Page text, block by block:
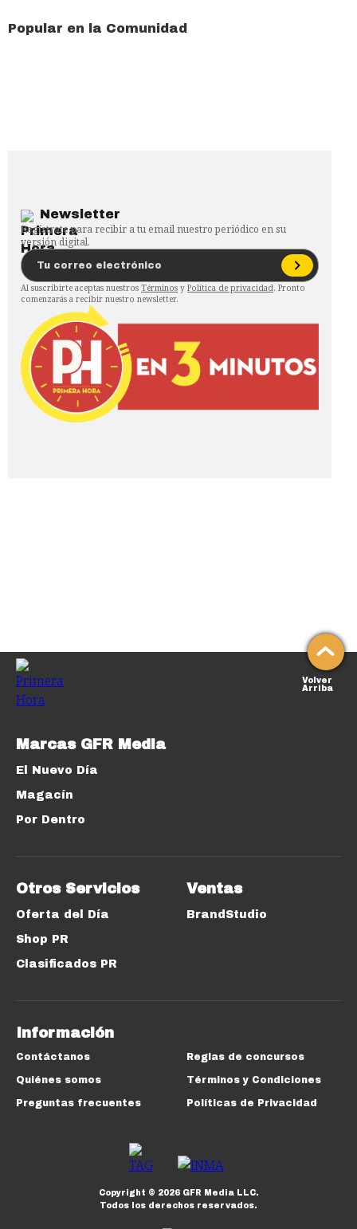
Popular en la Comunidad
Newsletter
Regístrate para recibir a tu email nuestro periódico en su
versión digital.
Al suscribirte aceptas nuestros Términos y Política de privacidad. Pronto
comenzarás a recibir nuestro newsletter.
Volver
Arriba
Marcas GFR Media
El Nuevo Día
Magacín
Por Dentro
Otros Servicios
Oferta del Día
Shop PR
Clasificados PR
Ventas
BrandStudio
Información
Contáctanos
Quiénes somos
Preguntas frecuentes
Reglas de concursos
Términos y Condiciones
Políticas de Privacidad
Copyright © 2026GFR Media LLC.
Todos los derechos reservados.